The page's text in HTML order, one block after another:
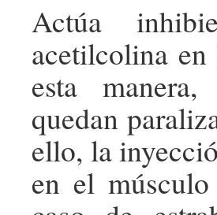
Actúa
acetilcolina
esta
quedan
ello, la
en el